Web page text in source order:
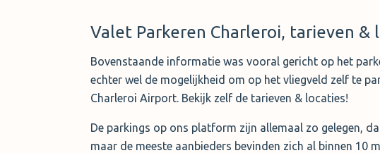
Valet Parkeren Charleroi, tarieven &
Bovenstaande informatie was vooral gericht op het
echter wel de mogelijkheid om op het vliegveld zelf te
Charleroi Airport. Bekijk zelf de tarieven & locaties!
De parkings op ons platform zijn allemaal zo gelegen,
maar de meeste aanbieders bevinden zich al binnen